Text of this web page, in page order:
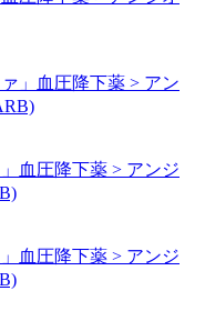
」
血圧降下薬 > アン
血圧降下薬 > アンジ
血圧降下薬 > アンジ